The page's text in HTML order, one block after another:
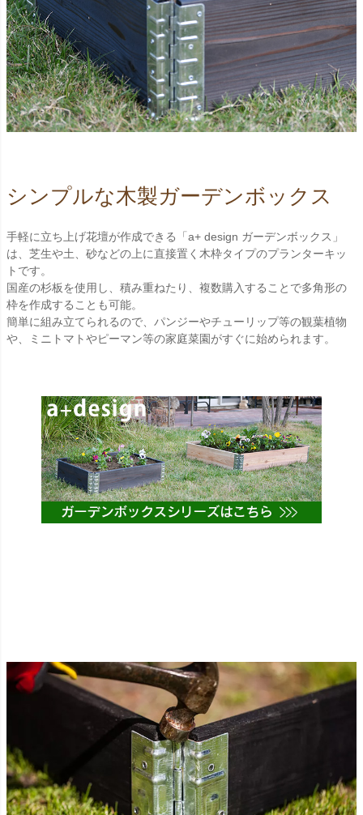
シンプルな木製ガーデンボックス
手軽に立ち上げ花壇が作成できる「a+ design ガーデンボックス」
は、芝生や土、砂などの上に直接置く木枠タイプのプランターキッ
トです。
国産の杉板を使用し、積み重ねたり、複数購入することで多角形の
枠を作成することも可能。
簡単に組み立てられるので、パンジーやチューリップ等の観葉植物
や、ミニトマトやピーマン等の家庭菜園がすぐに始められます。